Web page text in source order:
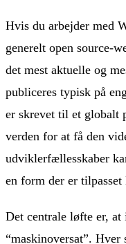
Hvis du arbejder med
generelt open source-
det mest aktuelle og
publiceres typisk på
er skrevet til et globalt
verden for at få den
udviklerfællesskaber
en form der er
Det centrale løfte er,
“maskinoversat”.